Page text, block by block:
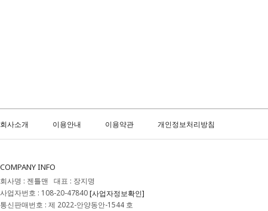
회사소개 이용안내 이용약관 개인정보처리방침
COMPANY INFO
회사명 : 젠틀맨 대표 : 장지명
사업자번호 : 108-20-47840[사업자정보확인]
통신판매번호 : 제 2022-안양동안-1544 호